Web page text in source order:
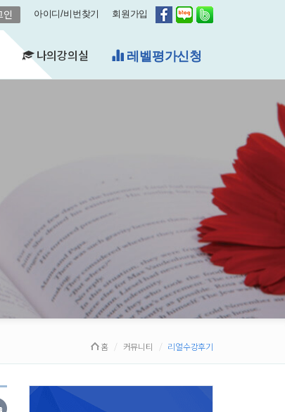
아이디/비번찾기 회원가입
영어첨삭
쿠폰관리
결제내역
나의강의실 무료체험수업
홈 커뮤니티 리얼수강후기